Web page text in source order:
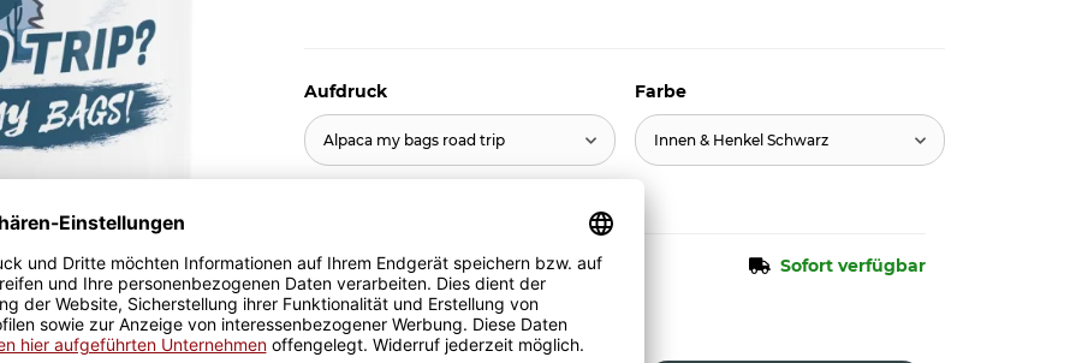
Aufdruck
Alpaca my bags road trip
Farbe
Innen & Henkel Schwarz
11,95 € Sofort verfügbar
inkl. 19% MwSt. , zzgl.Versand